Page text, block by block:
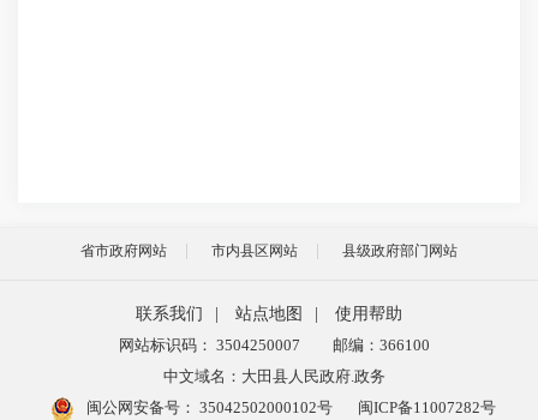
省市政府网站 市内县区网站 县级政府部门网站
联系我们 站点地图
使用帮助
网站标识码： 3504250007
邮编：366100
中文域名：大田县人民政府.政务
闽公网安备号： 35042502000102号 闽ICP备11007282号